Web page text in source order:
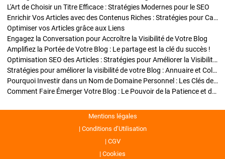
L'Art de Choisir un Titre Efficace : Stratégies Modernes pour le SEO
Enrichir Vos Articles avec des Contenus Riches : Stratégies pour Captiver et Optimiser
Optimiser vos Articles grâce aux Liens
Engagez la Conversation pour Accroître la Visibilité de Votre Blog
Amplifiez la Portée de Votre Blog : Le partage est la clé du succès !
Optimisation SEO des Articles : Stratégies pour Améliorer la Visibilité de Votre Blog
Stratégies pour améliorer la visibilité de votre Blog : Annuaire et Collaborations
Pourquoi Investir dans un Nom de Domaine Personnel : Les Clés de la Réussite de Votre Blog
Comment Faire Émerger Votre Blog : Le Pouvoir de la Patience et de la Persévérance
Mentions légales
Conditions d’Utilisation
CGV
Cookies